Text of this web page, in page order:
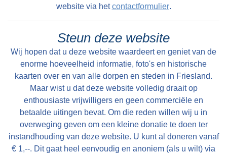
een smal rondboogvenster en daaronder
sporen van twee toegemetselde ingangen. De
westelijke gevel is met de toren in 1843
vernieuwd. De elegante, neoclassicistische
houten torenopbouw, waarschijnlijk ontworpen
door Roelof Boorsma, heeft twee geledingen
met pilasters, segmentpassen, lijstwerk met
consoles en andere sier. De sfeervolle
kerkruimte wordt gedekt door een gedrukt
houten tongewelf. De kerkbanken hebben
gedraaide knoppen. De uit 1849 daterende
website via hetcontactformulier.
Steun deze website
Wij hopen dat u deze website waardeert en geniet van de
enorme hoeveelheid informatie, foto's en historische
kaarten over en van alle dorpen en steden in Friesland.
Maar wist u dat deze website volledig draait op
enthousiaste vrijwilligers en geen commerciële en
betaalde uitingen bevat. Om die reden willen wij u in
overweging geven om een kleine donatie te doen ter
instandhouding van deze website. U kunt al doneren vanaf
€ 1,--. Dit gaat heel eenvoudig en anoniem (als u wilt) via